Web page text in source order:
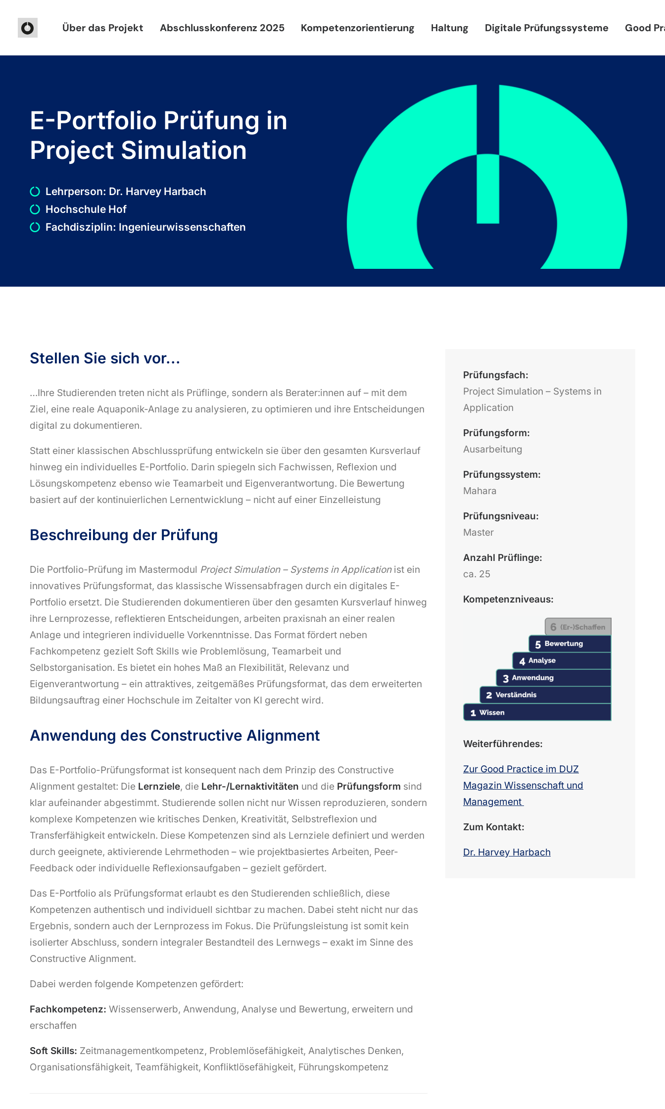
Über das Projekt Abschlusskonferenz 2025 Kompetenzorientierung Haltung Digitale Prüfungssysteme Good
E-Portfolio Prüfung in
Project Simulation
Lehrperson: Dr. Harvey Harbach
Hochschule Hof
Fachdisziplin: Ingenieurwissenschaften
Stellen Sie sich vor...
…Ihre Studierenden treten nicht als Prüflinge, sondern als Berater:innen auf – mit dem
Ziel, eine reale Aquaponik-Anlage zu analysieren, zu optimieren und ihre Entscheidungen
digital zu dokumentieren.
Statt einer klassischen Abschlussprüfung entwickeln sie über den gesamten Kursverlauf
hinweg ein individuelles E-Portfolio. Darin spiegeln sich Fachwissen, Reflexion und
Lösungskompetenz ebenso wie Teamarbeit und Eigenverantwortung. Die Bewertung
basiert auf der kontinuierlichen Lernentwicklung – nicht auf einer Einzelleistung
Beschreibung der Prüfung
Die Portfolio-Prüfung im Mastermodul Project Simulation – Systems inApplicationist ein
innovatives Prüfungsformat, das klassische Wissensabfragen durch ein digitales E-
Portfolio ersetzt. Die Studierenden dokumentieren über den gesamten Kursverlauf hinweg
ihre Lernprozesse, reflektieren Entscheidungen, arbeiten praxisnah an einer realen
Anlage und integrieren individuelle Vorkenntnisse. Das Format fördert neben
Fachkompetenz gezielt Soft Skills wie Problemlösung, Teamarbeit und
Selbstorganisation. Es bietet ein hohes Maß an Flexibilität, Relevanz und
Eigenverantwortung – ein attraktives, zeitgemäßes Prüfungsformat, das dem erweiterten
Bildungsauftrag einer Hochschule im Zeitalter von KI gerecht wird.
Anwendung des Constructive Alignment
Das E-Portfolio-Prüfungsformat ist konsequent nach dem Prinzip des Constructive
Alignment gestaltet: Die Lernziele, die Lehr-/Lernaktivitäten und die Prüfungsform sind
klar aufeinander abgestimmt. Studierende sollen nicht nur Wissen reproduzieren, sondern
komplexe Kompetenzen wie kritisches Denken, Kreativität, Selbstreflexion und
Transferfähigkeit entwickeln. Diese Kompetenzen sind als Lernziele definiert und werden
durch geeignete, aktivierende Lehrmethoden – wie projektbasiertes Arbeiten, Peer-
Feedback oder individuelle Reflexionsaufgaben – gezielt gefördert.
Das E-Portfolio als Prüfungsformat erlaubt es den Studierenden schließlich, diese
Kompetenzen authentisch und individuell sichtbar zu machen. Dabei steht nicht nur das
Ergebnis, sondern auch der Lernprozess im Fokus. Die Prüfungsleistung ist somit kein
isolierter Abschluss, sondern integraler Bestandteil des Lernwegs – exakt im Sinne des
Constructive Alignment.
Dabei werden folgende Kompetenzen gefördert:
Fachkompetenz: Wissenserwerb, Anwendung, Analyse und Bewertung, erweitern und
erschaffen
Soft Skills: Zeitmanagementkompetenz, Problemlösefähigkeit, Analytisches Denken,
Organisationsfähigkeit, Teamfähigkeit, Konfliktlösefähigkeit, Führungskompetenz
Prüfungsfach:
Project Simulation – Systems in
Application
Prüfungsform:
Ausarbeitung
Prüfungssystem:
Mahara
Prüfungsniveau:
Master
Anzahl Prüflinge:
ca. 25
Kompetenzniveaus:
Weiterführendes:
Zur Good Practice im DUZ
Magazin Wissenschaft und
Management
Zum Kontakt:
Dr. Harvey Harbach